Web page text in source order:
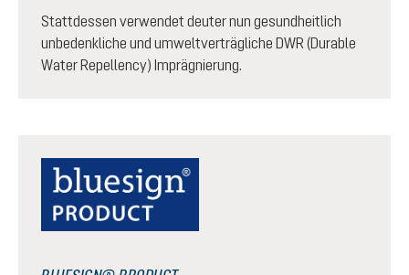
Stattdessen verwendet deuter nun gesundheitlich
unbedenkliche und umweltverträgliche DWR (Durable
Water Repellency) Imprägnierung.